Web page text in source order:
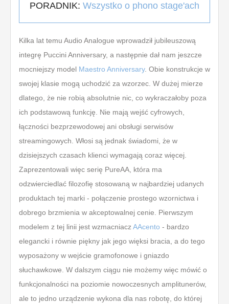
PORADNIK: Wszystko o phono stage'ach
Kilka lat temu Audio Analogue wprowadził jubileuszową
integrę Puccini Anniversary, a następnie dał nam jeszcze
mocniejszy model Maestro Anniversary. Obie konstrukcje w
swojej klasie mogą uchodzić za wzorzec. W dużej mierze
dlatego, że nie robią absolutnie nic, co wykraczałoby poza
ich podstawową funkcję. Nie mają wejść cyfrowych,
łączności bezprzewodowej ani obsługi serwisów
streamingowych. Włosi są jednak świadomi, że w
dzisiejszych czasach klienci wymagają coraz więcej.
Zaprezentowali więc serię PureAA, która ma
odzwierciedlać filozofię stosowaną w najbardziej udanych
produktach tej marki - połączenie prostego wzornictwa i
dobrego brzmienia w akceptowalnej cenie. Pierwszym
modelem z tej linii jest wzmacniacz AAcento - bardzo
elegancki i równie piękny jak jego więksi bracia, a do tego
wyposażony w wejście gramofonowe i gniazdo
słuchawkowe. W dalszym ciągu nie możemy więc mówić o
funkcjonalności na poziomie nowoczesnych amplitunerów,
ale to jedno urządzenie wykona dla nas robotę, do której